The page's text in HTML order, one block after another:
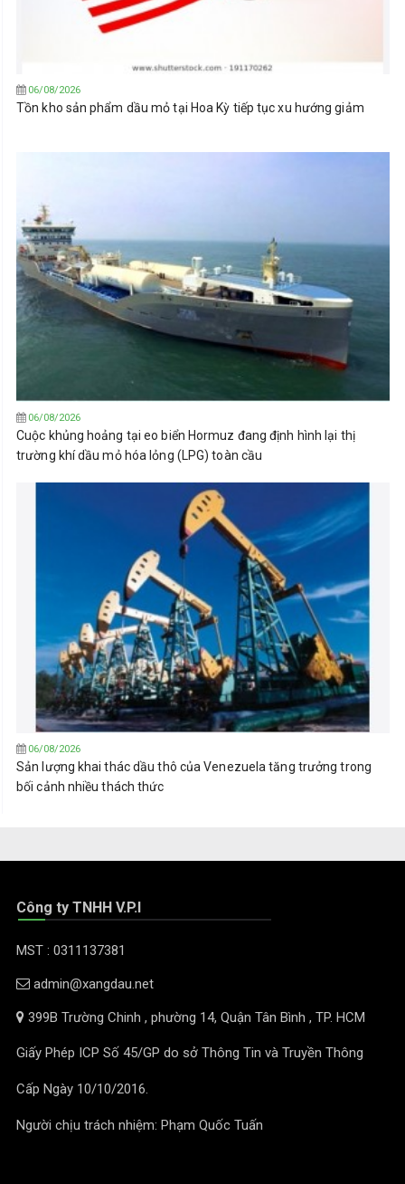
06/08/2026
Tồn kho sản phẩm dầu mỏ tại Hoa Kỳ tiếp tục xu hướng giảm
06/08/2026
Cuộc khủng hoảng tại eo biển Hormuz đang định hình lại thị
trường khí dầu mỏ hóa lỏng (LPG) toàn cầu
06/08/2026
Sản lượng khai thác dầu thô của Venezuela tăng trưởng trong
bối cảnh nhiều thách thức
Công ty TNHH V.P.I
MST : 0311137381
admin@xangdau.net
399B Trường Chinh , phường 14, Quận Tân Bình , TP. HCM
Giấy Phép ICP Số 45/GP do sở Thông Tin và Truyền Thông
Cấp Ngày 10/10/2016.
Người chịu trách nhiệm: Phạm Quốc Tuấn